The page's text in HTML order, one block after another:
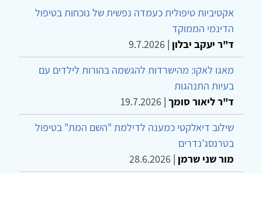
אקטיביות טיפולית כעמדה נפשית של נוכחות בטיפול
הדינמי הממוקד
ד"ר יעקב יבלון |
9.7.2026
מאגו לאקו: מהישרדות להגשמה בהורות לילדים עם
בעיות התנהגות
ד"ר ליאור סומך |
19.7.2026
שילוב דיאלקטי כמענה לדילמת "השם המת" בטיפול
בטרנסג'נדרים
מור שני שרמן |
28.6.2026